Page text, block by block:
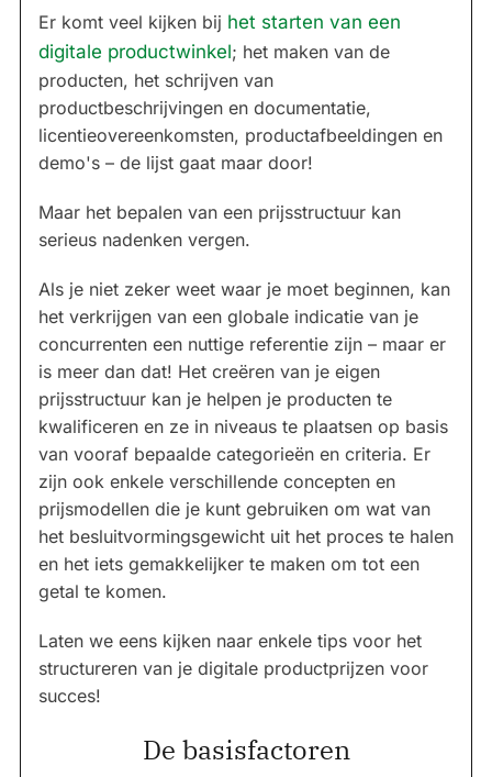
Er komt veel kijken bij het starten van een
digitale productwinkel; het maken van de
producten, het schrijven van
productbeschrijvingen en documentatie,
licentieovereenkomsten, productafbeeldingen en
demo's – de lijst gaat maar door!
Maar het bepalen van een prijsstructuur kan
serieus nadenken vergen.
Als je niet zeker weet waar je moet beginnen, kan
het verkrijgen van een globale indicatie van je
concurrenten een nuttige referentie zijn – maar er
is meer dan dat! Het creëren van je eigen
prijsstructuur kan je helpen je producten te
kwalificeren en ze in niveaus te plaatsen op basis
van vooraf bepaalde categorieën en criteria. Er
zijn ook enkele verschillende concepten en
prijsmodellen die je kunt gebruiken om wat van
het besluitvormingsgewicht uit het proces te halen
en het iets gemakkelijker te maken om tot een
getal te komen.
Laten we eens kijken naar enkele tips voor het
structureren van je digitale productprijzen voor
succes!
De basisfactoren